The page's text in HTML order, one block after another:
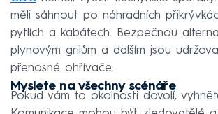
měli sáhnout po náhradních
pytlích a kabátech. Bezpečnou
plynovým grilům a dalším jsou
přenosné ohřívače.
Myslete na všechny scénáře
Pokud vám to okolnosti dovolí,